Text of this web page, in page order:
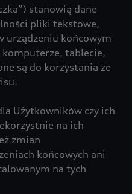
stanowią dane
pliki tekstowe,
urządzeniu końcowym
tablecie,
są do korzystania ze
Użytkowników czy ich
na ich
zmian
końcowych ani
na tych